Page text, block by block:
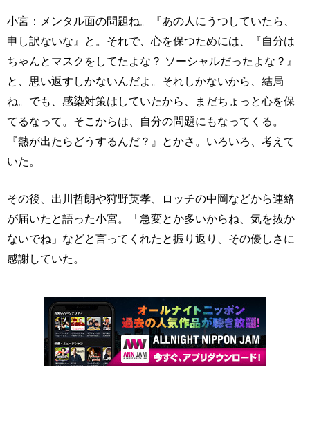
小宮：メンタル面の問題ね。『あの人にうつしていたら、
申し訳ないな』と。それで、心を保つためには、『自分は
ちゃんとマスクをしてたよな？ ソーシャルだったよな？』
と、思い返すしかないんだよ。それしかないから、結局
ね。でも、感染対策はしていたから、まだちょっと心を保
てるなって。そこからは、自分の問題にもなってくる。
『熱が出たらどうするんだ？』とかさ。いろいろ、考えて
いた。
その後、出川哲朗や狩野英孝、ロッチの中岡などから連絡
が届いたと語った小宮。「急変とか多いからね、気を抜か
ないでね」などと言ってくれたと振り返り、その優しさに
感謝していた。